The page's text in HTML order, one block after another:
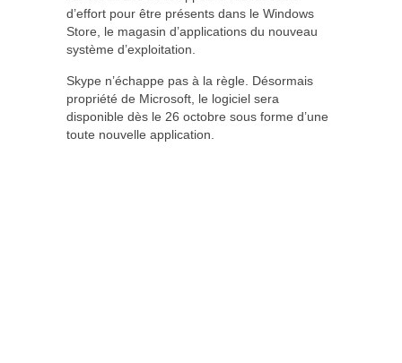
d’effort pour être présents dans le Windows
Store, le magasin d’applications du nouveau
système d’exploitation.
Skype n’échappe pas à la règle. Désormais
propriété de Microsoft, le logiciel sera
disponible dès le 26 octobre sous forme d’une
toute nouvelle application.